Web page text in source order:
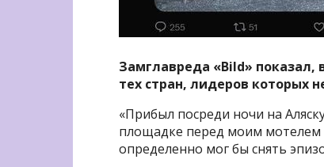
Замглавреда «Bild» показал,
тех стран, лидеров которых
«Прибыл посреди ночи на
площадке перед моим мотелем
определенно мог бы снять